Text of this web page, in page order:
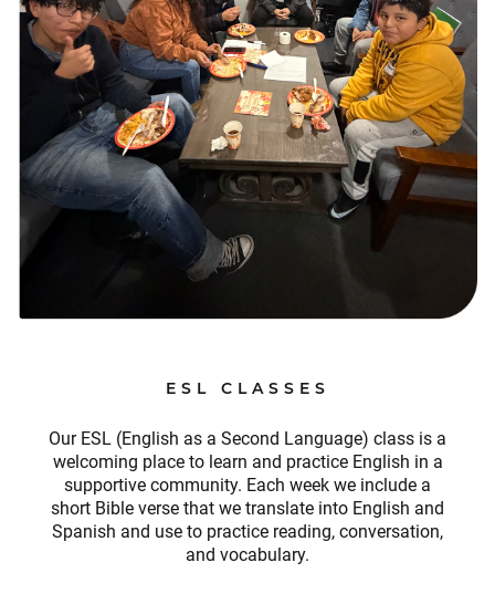
ESL CLASSES
Our ESL (English as a Second Language) class is a
welcoming place to learn and practice English in a
supportive community. Each week we include a
short Bible verse that we translate into English and
Spanish and use to practice reading, conversation,
and vocabulary.